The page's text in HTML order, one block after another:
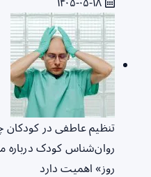
تنظیم عاطفی در
روان‌شناس کودک درباره
روز» اهمیت دارد